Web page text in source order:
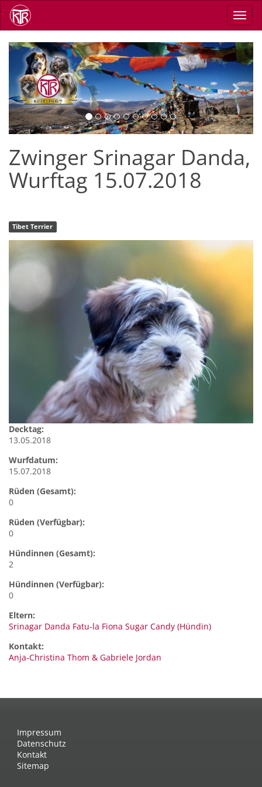
Direkt
zum
Inhalt
Previous Next
Zwinger Srinagar Danda,
Wurftag 15.07.2018
Tibet Terrier
Decktag:
13.05.2018
Wurfdatum:
15.07.2018
Rüden (Gesamt):
0
Rüden (Verfügbar):
0
Hündinnen (Gesamt):
2
Hündinnen (Verfügbar):
0
Eltern:
Srinagar Danda Fatu-la Fiona Sugar Candy (Hündin)
Kontakt:
Anja-Christina Thom & Gabriele Jordan
Impressum
Datenschutz
Kontakt
Sitemap